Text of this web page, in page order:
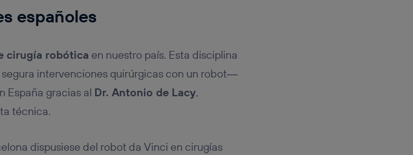
españoles
cirugía robótica en nuestro país. Esta disciplina
intervenciones quirúrgicas con un robot―
España gracias al Dr. Antonio de Lacy,
técnica.
dispusiese del robot da Vinci en cirugías